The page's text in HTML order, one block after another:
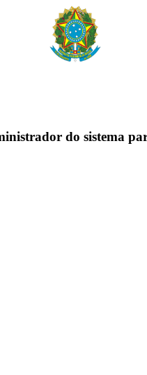
do sistema